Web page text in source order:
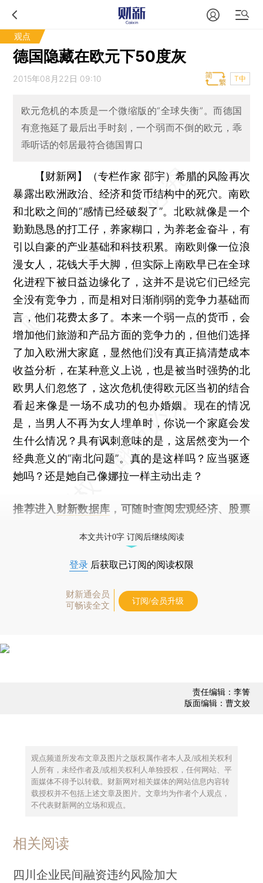
观点
德国隐藏在欧元下50度灰
2015年08月22日 09:10 T中
欧元危机的本质是一个微缩版的“全球失衡”。而德国
有意拖延了最后出手时刻，一个弱而不倒的欧元，乖
乖听话的邻居最符合德国胃口
【财新网】（专栏作家 邵宇）希腊的风险再次
暴露出欧洲政治、经济和货币结构中的死穴。南欧
和北欧之间的“感情已经破裂了”。北欧就像是一个
勤勤恳恳的打工仔，养家糊口，为养老金奋斗，有
引以自豪的产业基础和科技积累。南欧则像一位浪
漫女人，花钱大手大脚，但实际上南欧早已在全球
化进程下被日益边缘化了，这并不是说它们已经完
全没有竞争力，而是相对日渐削弱的竞争力基础而
言，他们花费太多了。本来一个弱一点的货币，会
增加他们旅游和产品方面的竞争力的，但他们选择
了加入欧洲大家庭，显然他们没有真正搞清楚成本
收益分析，在某种意义上说，也是被当时强势的北
欧男人们忽悠了，这次危机使得欧元区当初的结合
看起来像是一场不成功的包办婚姻。现在的情况
是，当男人不再为女人埋单时，你说一个家庭会发
生什么情况？具有讽刺意味的是，这居然变为一个
经典意义的“南北问题”。真的是这样吗？应当驱逐
她吗？还是她自己像娜拉一样主动出走？
推荐进入 财新数据库 ，可随时查阅宏观经济、股票
本文共计0字 订阅后继续阅读
登录 后获取已订阅的阅读权限
财新通会员
可畅读全文
订阅/会员升级
责任编辑：李箐
版面编辑：曹文姣
观点频道所发布文章及图片之版权属作者本人及/或相关权利
人所有，未经作者及/或相关权利人单独授权，任何网站、平
面媒体不得予以转载。财新网对相关媒体的网站信息内容转
载授权并不包括上述文章及图片。文章均为作者个人观点，
不代表财新网的立场和观点。
相关阅读
四川企业民间融资违约风险加大